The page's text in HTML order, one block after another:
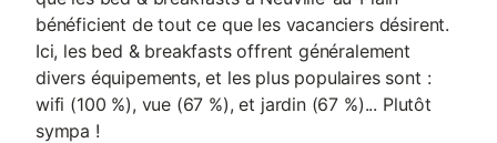
bénéficient de tout ce que les vacanciers désirent.
Ici, les bed & breakfasts offrent généralement
divers équipements, et les plus populaires sont :
wifi (100 %), vue (67 %), et jardin (67 %)... Plutôt
sympa !